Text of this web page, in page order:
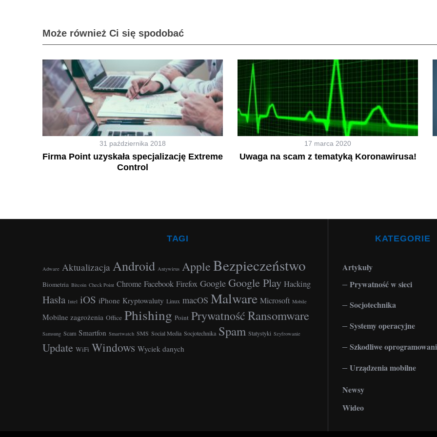
Może również Ci się spodobać
31 października 2018
Firma Point uzyskała specjalizację Extreme
Control
17 marca 2020
Uwaga na scam z tematyką Koronawirusa!
TAGI
Adware Aktualizacja Android Antywirus AppleBezpieczeństwo
Biometria Bitcoin Check Point Chrome Facebook Firefox Google Google Play Hacking
Hasła Intel iOS iPhone Kryptowaluty Linux macOS Malware Microsoft Mobile
Mobilne zagrożenia Office Phishing Point PrywatnośćRansomware
Samsung Scam Smartfon Smartwatch SMS Social Media Socjotechnika Spam Statystyki Szyfrowanie
Update WiFi Windows Wyciek danych
KATEGORIE
Artykuły
Prywatność w sieci
Socjotechnika
Systemy operacyjne
Szkodliwe
Urządzenia mobilne
Newsy
Wideo